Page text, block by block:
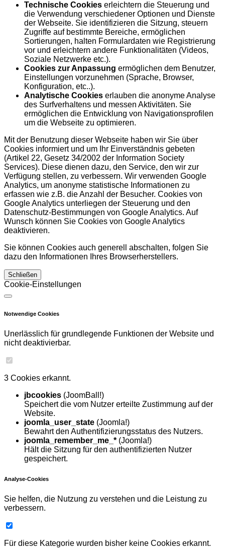
Technische Cookies erleichtern die Steuerung und
die Verwendung verschiedener Optionen und Dienste
der Webseite. Sie identifizieren die Sitzung, steuern
Zugriffe auf bestimmte Bereiche, ermöglichen
Sortierungen, halten Formulardaten wie Registrierung
vor und erleichtern andere Funktionalitäten (Videos,
Soziale Netzwerke etc.).
Cookies zur Anpassung ermöglichen dem Benutzer,
Einstellungen vorzunehmen (Sprache, Browser,
Konfiguration, etc..).
Analytische Cookies erlauben die anonyme Analyse
des Surfverhaltens und messen Aktivitäten. Sie
ermöglichen die Entwicklung von Navigationsprofilen
um die Webseite zu optimieren.
Mit der Benutzung dieser Webseite haben wir Sie über
Cookies informiert und um Ihr Einverständnis gebeten
(Artikel 22, Gesetz 34/2002 der Information Society
Services). Diese dienen dazu, den Service, den wir zur
Verfügung stellen, zu verbessern. Wir verwenden Google
Analytics, um anonyme statistische Informationen zu
erfassen wie z.B. die Anzahl der Besucher. Cookies von
Google Analytics unterliegen der Steuerung und den
Datenschutz-Bestimmungen von Google Analytics. Auf
Wunsch können Sie Cookies von Google Analytics
deaktivieren.
Sie können Cookies auch generell abschalten, folgen Sie
dazu den Informationen Ihres Browserherstellers.
Schließen
Cookie-Einstellungen
Notwendige Cookies
Unerlässlich für grundlegende Funktionen der Website und
nicht deaktivierbar.
3 Cookies erkannt.
jbcookies (JoomBall!)
Speichert die vom Nutzer erteilte Zustimmung auf der
Website.
joomla_user_state (Joomla!)
Bewahrt den Authentifizierungsstatus des Nutzers.
joomla_remember_me_* (Joomla!)
Hält die Sitzung für den authentifizierten Nutzer
gespeichert.
Analyse-Cookies
Sie helfen, die Nutzung zu verstehen und die Leistung zu
verbessern.
Für diese Kategorie wurden bisher keine Cookies erkannt.